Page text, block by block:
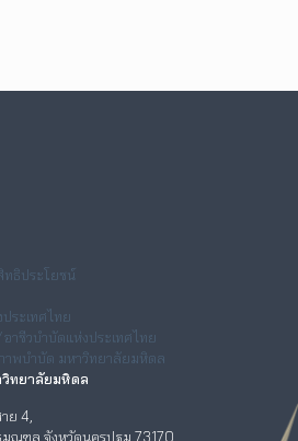
ทธิประโยชน์
ระเทศไทย
ชีวบำบัดแห่งประเทศไทย
พบำบัด มหาวิทยาลัยมหิดล
ทยาลัยมหิดล
ย 4,
ณฑล จังหวัดนครปฐม 73170